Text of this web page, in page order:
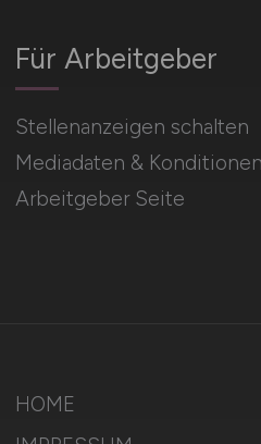
Für Arbeitgeber
Stellenanzeigen schalten
Mediadaten & Konditionen
Arbeitgeber Seite
HOME